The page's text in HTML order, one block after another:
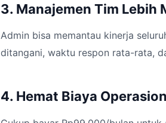
3. Manajemen Tim Lebih
Admin bisa memantau kinerja
ditangani, waktu respon rata-rata,
4. Hemat Biaya